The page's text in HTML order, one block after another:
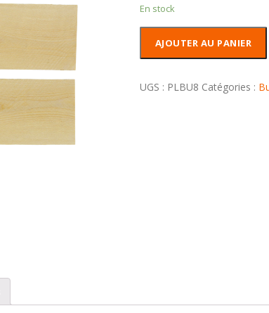
En stock
Buis
AJOUTER AU PANIER
UGS : PLBU8 Catégories :